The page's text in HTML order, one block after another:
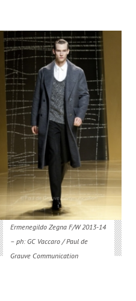
Ermenegildo Zegna F/W 2013-14
– ph: GC Vaccaro / Paul de
Grauve Communication